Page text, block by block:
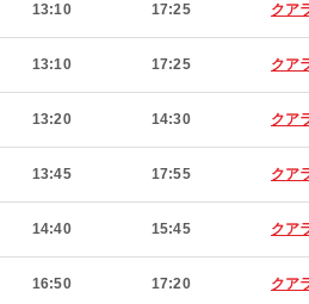
13:10 17:25 クア
13:10 17:25 クア
13:20 14:30 クア
13:45 17:55 クア
14:40 15:45 クア
16:50 17:20 クア